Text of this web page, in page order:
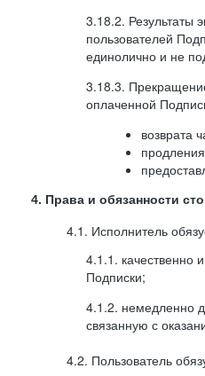
3.18.2. Результаты
пользователей
единолично и не
3.18.3.
оплаченной
возврата
4. Права и обязанности
4.1. Исполнитель
4.1.1. качественно
Подписки;
4.1.2. немедленно
связанную с
4.2. Пользователь